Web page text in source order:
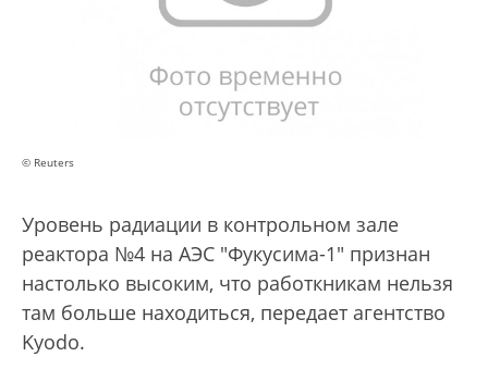
© Reuters
Уровень радиации в контрольном зале
реактора №4 на АЭС "Фукусима-1" признан
настолько высоким, что работкникам нельзя
там больше находиться, передает агентство
Kyodo.